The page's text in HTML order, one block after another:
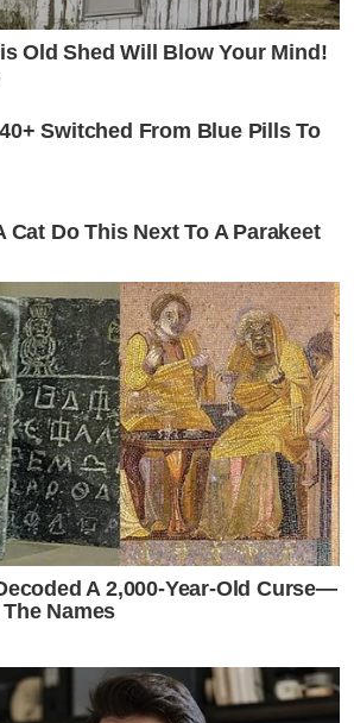
Old Shed Will Blow Your Mind!
Switched From Blue Pills To
Cat Do This Next To A Parakeet
A 2,000-Year-Old Curse—
Names